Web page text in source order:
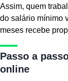
Assim, quem
do salário mínimo
meses recebe
Passo a
online